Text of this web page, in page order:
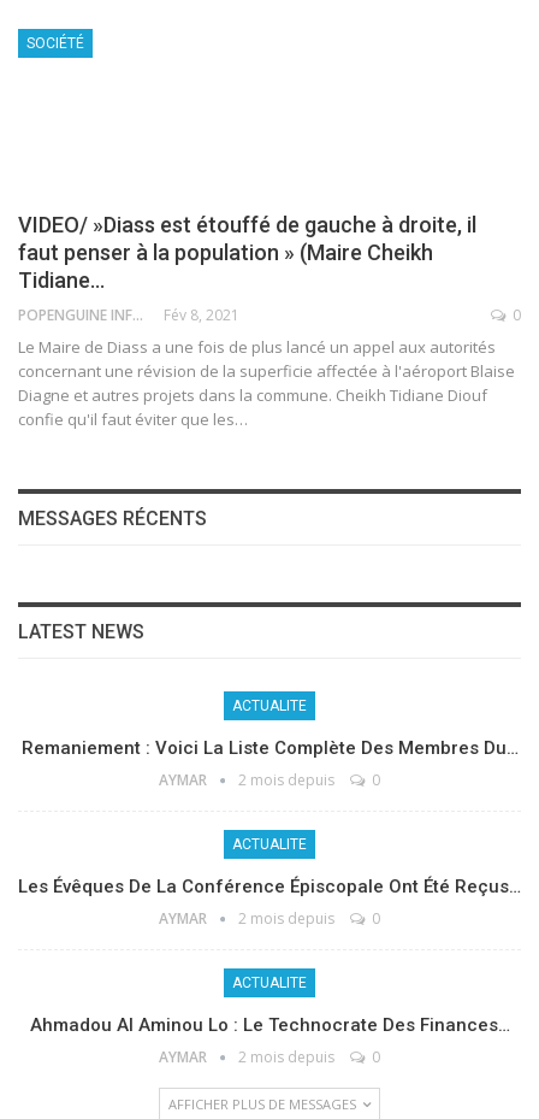
SOCIÉTÉ
VIDEO/ »Diass est étouffé de gauche à droite, il
faut penser à la population » (Maire Cheikh
Tidiane…
POPENGUINE INFO Fév 8, 2021 0
Le Maire de Diass a une fois de plus lancé un appel aux autorités
concernant une révision de la superficie affectée à l'aéroport Blaise
Diagne et autres projets dans la commune. Cheikh Tidiane Diouf
confie qu'il faut éviter que les…
MESSAGES RÉCENTS
LATEST NEWS
ACTUALITE
Remaniement : Voici La Liste Complète Des Membres Du…
AYMAR 2 mois depuis 0
ACTUALITE
Les Évêques De La Conférence Épiscopale Ont Été Reçus…
AYMAR 2 mois depuis 0
ACTUALITE
Ahmadou Al Aminou Lo : Le Technocrate Des Finances…
AYMAR 2 mois depuis 0
AFFICHER PLUS DE MESSAGES